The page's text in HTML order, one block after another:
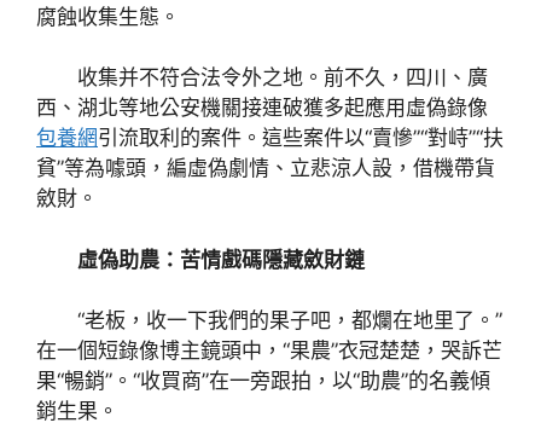
腐蝕收集生態。
收集并不符合法令外之地。前不久，四川、廣
西、湖北等地公安機關接連破獲多起應用虛偽錄像
包養網引流取利的案件。這些案件以“賣慘”“對峙”“扶
貧”等為噱頭，編虛偽劇情、立悲涼人設，借機帶貨
斂財。
虛偽助農：苦情戲碼隱藏斂財鏈
“老板，收一下我們的果子吧，都爛在地里了。”
在一個短錄像博主鏡頭中，“果農”衣冠楚楚，哭訴芒
果“暢銷”。“收買商”在一旁跟拍，以“助農”的名義傾
銷生果。